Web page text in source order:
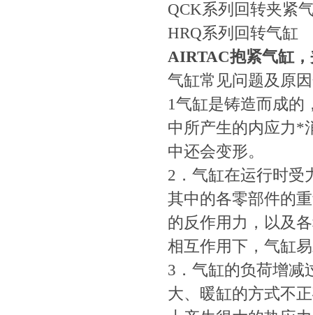
QCK系列回转夹紧
HRQ系列回转气缸
AIRTAC抱紧气缸
气缸常见问题及原
1气缸是铸造而成的
中所产生的内应力*消
中还会变形。
2．气缸在运行时受
其中的各零部件的重
的反作用力，以及
相互作用下，气缸
3．气缸的负荷增减
大、暖缸的方式不